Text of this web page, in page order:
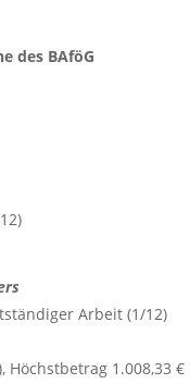
des BAföG
Arbeit (1/12)
Höchstbetrag 1.008,33 €